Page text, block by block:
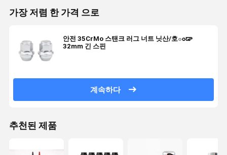
가장 저렴 한 가격 으로
안전 35CrMo 스탠크 러그 너트 닛산/호ండా
32mm 긴 스핀
계속하다
추천된 제품